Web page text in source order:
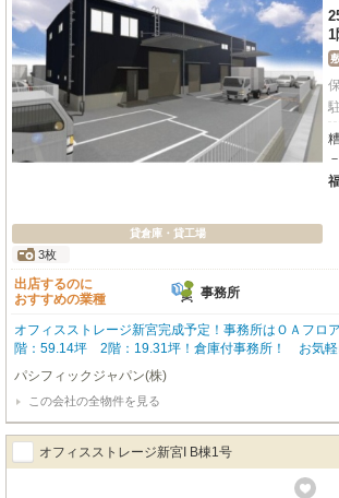
貸倉庫・貸工場
3枚
1
出店するのに
おすすめの業種
事務所
オフィスストレージ新宮完成予定！事務所はＯＡフロ
階：59.14坪 2階：19.31坪！倉庫付事務所！ お気軽
パシフィックジャパン(株)
この会社の全物件を見る
オフィスストレージ新宮I B棟1号